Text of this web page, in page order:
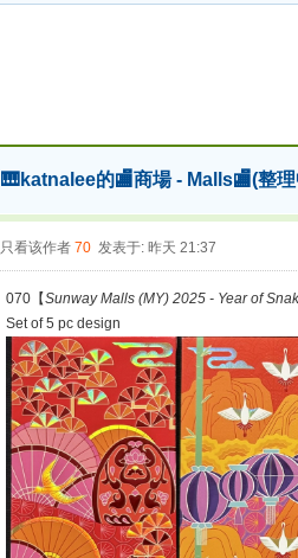
🎹katnalee的🏬商場 - Malls🏬(整
只看该作者 70 发表于: 昨天 21:37
070【Sunway Malls (MY) 2025 - Year of
Set of 5 pc design